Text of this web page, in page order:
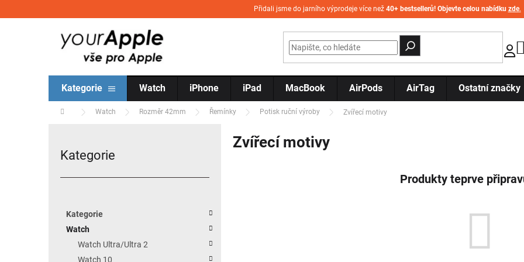
Přidali jsme do jarního výprodeje více než 40+ bestsellerů! Objevte celou nabídku zde.
Kategorie Watch iPhone iPad MacBook AirPods AirTag Ostatní značky
Domů Watch Rozměr 42mm Řemínky Potisk ruční výroby Zvířecí motivy
Přeskočit kategorie
Kategorie
Kategorie
Watch
Watch Ultra/Ultra 2
Watch 10
Zvířecí motivy
Produkty teprve